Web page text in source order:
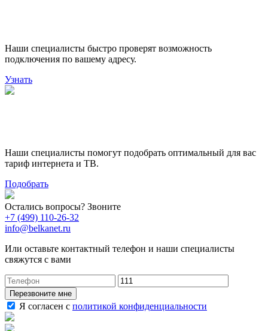
Наши специалисты быстро проверят возможность
подключения по вашему адресу.
Узнать
Наши специалисты помогут подобрать оптимальный для вас
тариф интернета и ТВ.
Подобрать
Остались вопросы? Звоните
+7 (499) 110-26-32
info@belkanet.ru
Или оставьте контактный телефон и наши специалисты
свяжутся с вами
Перезвоните мне
Я согласен с политикой конфиденциальности